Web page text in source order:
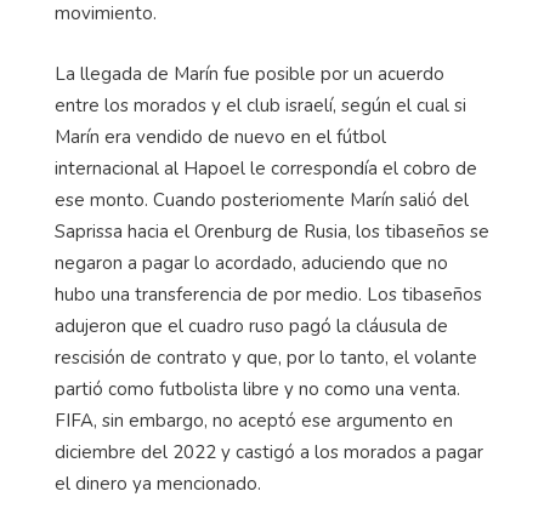
movimiento.
La llegada de Marín fue posible por un acuerdo
entre los morados y el club israelí, según el cual si
Marín era vendido de nuevo en el fútbol
internacional al Hapoel le correspondía el cobro de
ese monto. Cuando posteriomente Marín salió del
Saprissa hacia el Orenburg de Rusia, los tibaseños se
negaron a pagar lo acordado, aduciendo que no
hubo una transferencia de por medio. Los tibaseños
adujeron que el cuadro ruso pagó la cláusula de
rescisión de contrato y que, por lo tanto, el volante
partió como futbolista libre y no como una venta.
FIFA, sin embargo, no aceptó ese argumento en
diciembre del 2022 y castigó a los morados a pagar
el dinero ya mencionado.